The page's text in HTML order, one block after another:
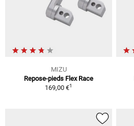
MIZU
Repose-pieds Flex Race
169,00 €1